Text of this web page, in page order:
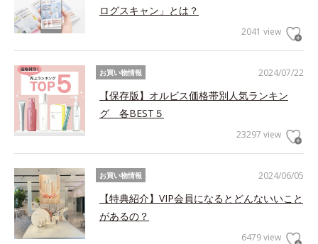
ログスキャン」とは？
2041 view
2024/07/22
お買い物情報
【保存版】オルビス価格帯別人気ランキン
グ 各BEST５
23297 view
2024/06/05
お買い物情報
【特典紹介】VIP会員になるとどんないいこと
があるの？
6479 view